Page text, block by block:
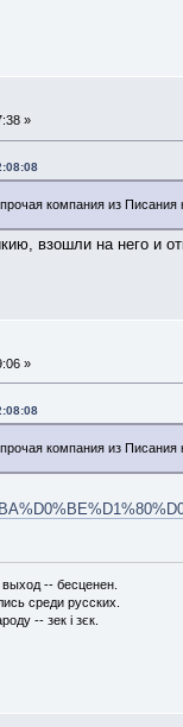
»
компания из
взошли на него и
»
компания из
-- бесценен.
среди русских.
-- зек і зєк.